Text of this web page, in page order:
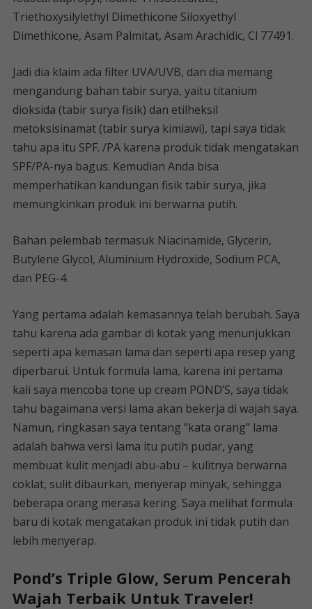
Triethoxysilylethyl Dimethicone Siloxyethyl
Dimethicone, Asam Palmitat, Asam Arachidic, Cl 77491.
Jadi dia klaim ada filter UVA/UVB, dan dia memang
mengandung bahan tabir surya, yaitu titanium
dioksida (tabir surya fisik) dan etilheksil
metoksisinamat (tabir surya kimiawi), tapi saya tidak
tahu apa itu SPF. /PA karena produk tidak mengatakan
SPF/PA-nya bagus. Kemudian Anda bisa
memperhatikan kandungan fisik tabir surya, jika
memungkinkan produk ini berwarna putih.
Bahan pelembab termasuk Niacinamide, Glycerin,
Butylene Glycol, Aluminium Hydroxide, Sodium PCA,
dan PEG-4.
Yang pertama adalah kemasannya telah berubah. Saya
tahu karena ada gambar di kotak yang menunjukkan
seperti apa kemasan lama dan seperti apa resep yang
diperbarui. Untuk formula lama, karena ini pertama
kali saya mencoba tone up cream POND’S, saya tidak
tahu bagaimana versi lama akan bekerja di wajah saya.
Namun, ringkasan saya tentang “kata orang” lama
adalah bahwa versi lama itu putih pudar, yang
membuat kulit menjadi abu-abu – kulitnya berwarna
coklat, sulit dibaurkan, menyerap minyak, sehingga
beberapa orang merasa kering. Saya melihat formula
baru di kotak mengatakan produk ini tidak putih dan
lebih menyerap.
Pond’s Triple Glow, Serum Pencerah
Wajah Terbaik Untuk Traveler!